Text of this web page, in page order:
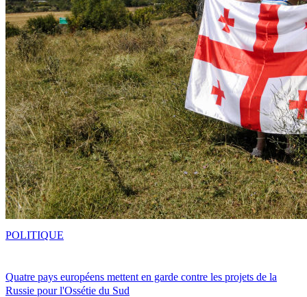
Quatre pays européens mettent en garde contre les projets de la
Russie pour l'Ossétie du Sud
POLITIQUE